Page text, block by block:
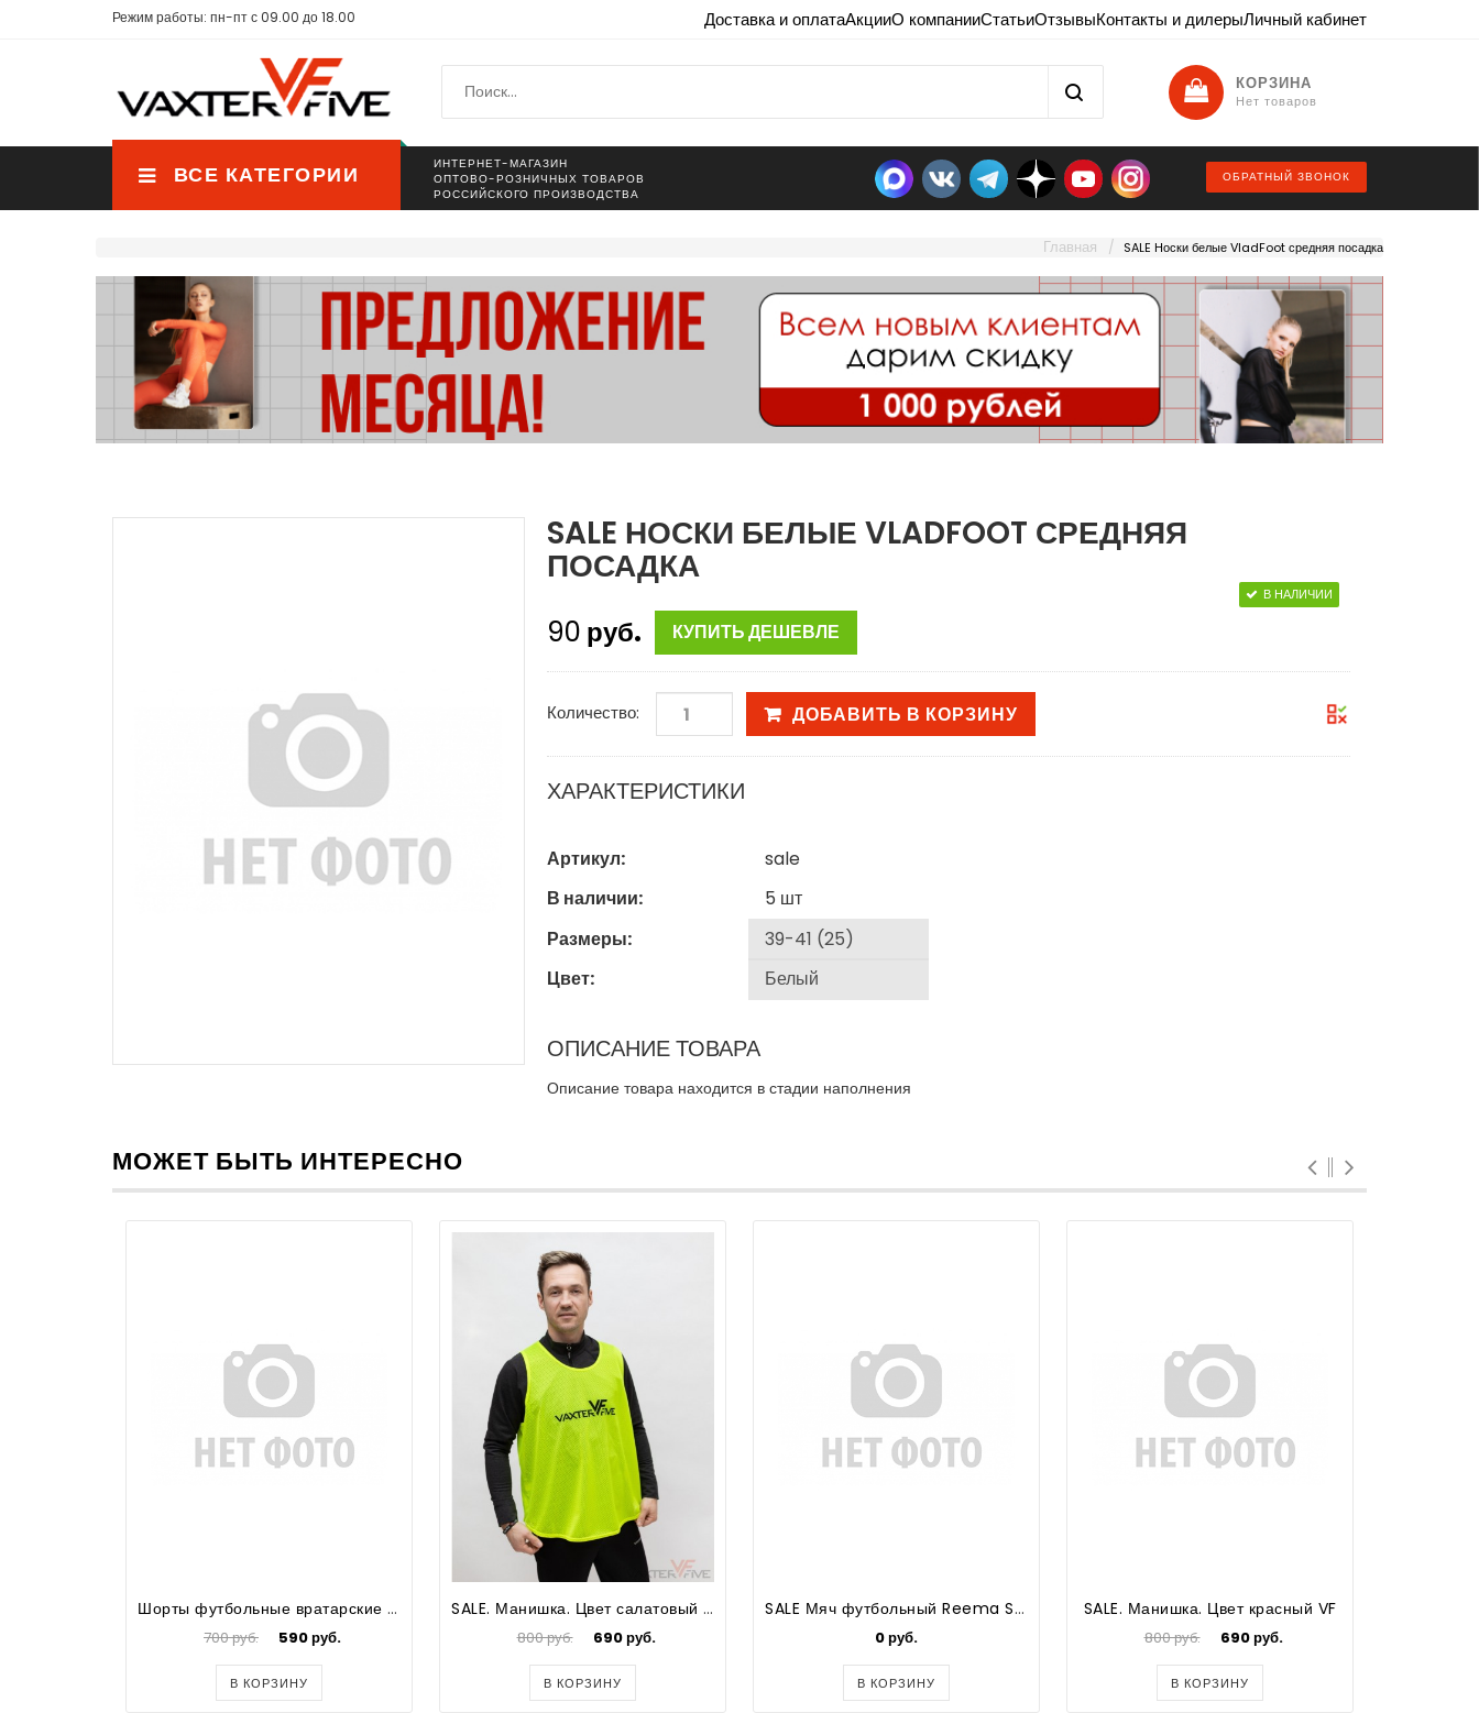
Режим работы: пн-пт с 09.00 до 18.00 Доставка и оплатаАкцииО компанииСтатьиОтзывыКонтакты и дилерыЛичный кабинет
КОРЗИНА
Нет товаров
ВСЕ КАТЕГОРИИ
ИНТЕРНЕТ-МАГАЗИН
ОПТОВО-РОЗНИЧНЫХ ТОВАРОВ
РОССИЙСКОГО ПРОИЗВОДСТВА
ОБРАТНЫЙ ЗВОНОК
Главная SALE Носки белые VladFoot средняя посадка
SALE НОСКИ БЕЛЫЕ VLADFOOT СРЕДНЯЯ
ПОСАДКА
90 руб. КУПИТЬ ДЕШЕВЛЕ
В НАЛИЧИИ
Количество: ДОБАВИТЬ В КОРЗИНУ
ХАРАКТЕРИСТИКИ
Артикул:
sale
В наличии:
5 шт
Размеры:
Цвет:
ОПИСАНИЕ ТОВАРА
Описание товара находится в стадии наполнения
МОЖЕТ БЫТЬ ИНТЕРЕСНО
Шорты футбольные вратарские черные
700 руб. 590 руб.
В КОРЗИНУ
SALE. Манишка. Цвет салатовый VF
800 руб. 690 руб.
В КОРЗИНУ
SALE Мяч футбольный Reema Sport №5
0 руб.
В КОРЗИНУ
SALE. Манишка. Цвет красный VF
800 руб. 690 руб.
В КОРЗИНУ